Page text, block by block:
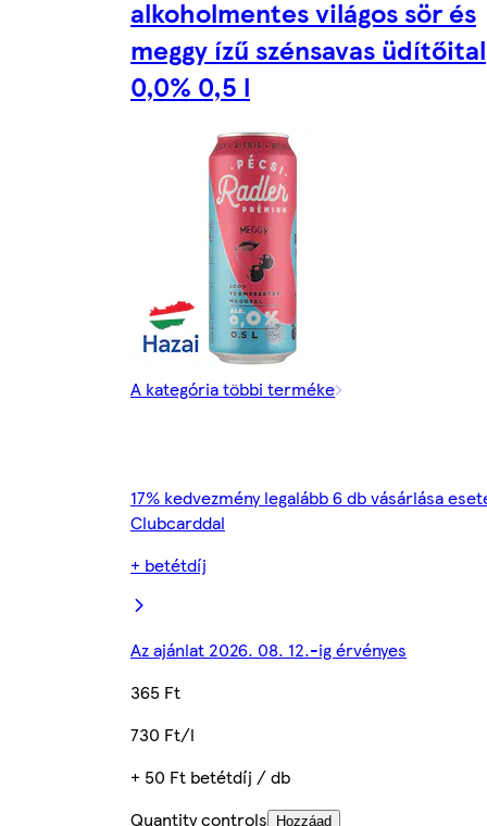
alkoholmentes világos sör és
meggy ízű szénsavas üdítőital
0,0% 0,5 l
A kategória többi terméke
17% kedvezmény legalább 6 db vásárlása
Clubcarddal
+ betétdíj
Az ajánlat 2026. 08. 12.-ig érvényes
365 Ft
730 Ft/l
+ 50 Ft betétdíj / db
Quantity controls
Hozzáad